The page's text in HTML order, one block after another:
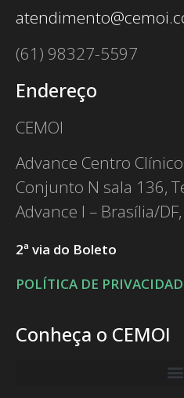
(61) 98327-5597
Endereço
CEMOI
Advance Centro
Conjunto N sala 136,
Advance I – Brasília/
2ª via do Boleto
POLÍTICA DE
Conheça o CEMOI